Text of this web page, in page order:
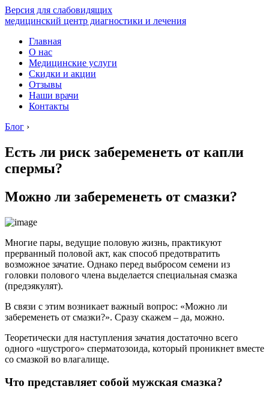
Версия для слабовидящих
медицинский центр диагностики и лечения
Главная
О нас
Медицинские услуги
Скидки и акции
Отзывы
Наши врачи
Контакты
Блог ›
Есть ли риск забеременеть от капли
спермы?
Можно ли забеременеть от смазки?
Многие пары, ведущие половую жизнь, практикуют
прерванный половой акт, как способ предотвратить
возможное зачатие. Однако перед выбросом семени из
головки полового члена выделается специальная смазка
(предэякулят).
В связи с этим возникает важный вопрос: «Можно ли
забеременеть от смазки?». Сразу скажем – да, можно.
Теоретически для наступления зачатия достаточно всего
одного «шустрого» сперматозоида, который проникнет вместе
со смазкой во влагалище.
Что представляет собой мужская смазка?